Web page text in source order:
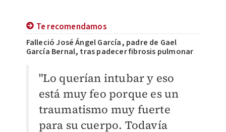
Te recomendamos
Falleció José Ángel García, padre de Gael
García Bernal, tras padecer fibrosis pulmonar
"Lo querían intubar y eso
está muy feo porque es un
traumatismo muy fuerte
para su cuerpo. Todavía